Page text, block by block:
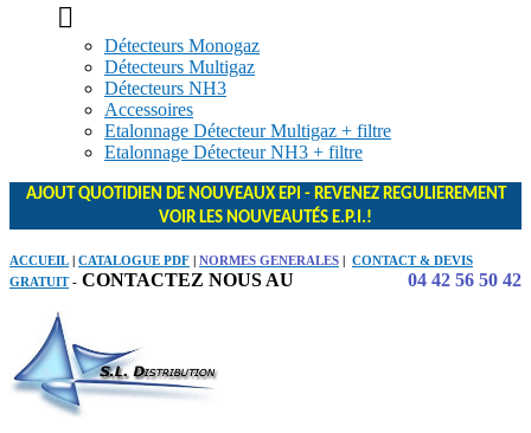

Détecteurs Monogaz
Détecteurs Multigaz
Détecteurs NH3
Accessoires
Etalonnage Détecteur Multigaz + filtre
Etalonnage Détecteur NH3 + filtre
AJOUT QUOTIDIEN DE NOUVEAUX EPI - REVENEZ REGULIEREMENT
VOIR LES NOUVEAUTÉS E.P.I.!
ACCUEIL | CATALOGUE PDF | NORMES GENERALES | CONTACT & DEVIS
GRATUIT- CONTACTEZ NOUS AU 04 42 56 50 42